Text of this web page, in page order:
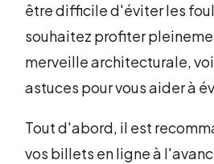
être difficile d'éviter les
souhaitez profiter
merveille architecturale,
astuces pour vous aider à
Tout d'abord, il est
vos billets en ligne à